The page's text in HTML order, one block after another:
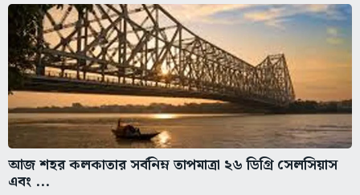
আজ শহর কলকাতার সর্বনিম্ন তাপমাত্রা ২৬ ডিগ্রি সেলসিয়াস
এবং ...